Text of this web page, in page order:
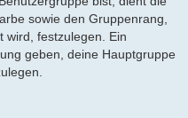
sowie den Gruppenrang,
wird, festzulegen. Ein
geben, deine Hauptgruppe